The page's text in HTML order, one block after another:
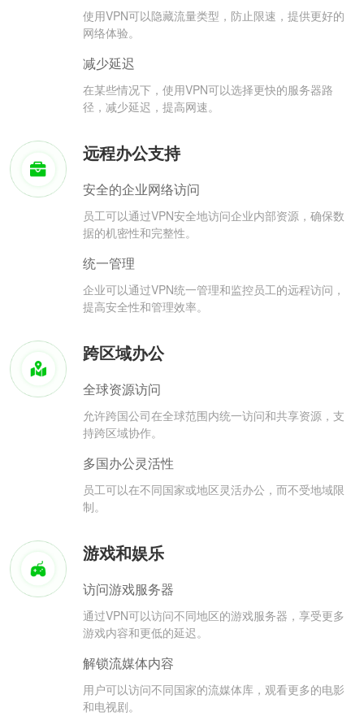
使用VPN可以隐藏流量类型，防止限速，提供更好的
网络体验。
减少延迟
在某些情况下，使用VPN可以选择更快的服务器路
径，减少延迟，提高网速。
远程办公支持
安全的企业网络访问
员工可以通过VPN安全地访问企业内部资源，确保数
据的机密性和完整性。
统一管理
企业可以通过VPN统一管理和监控员工的远程访问，
提高安全性和管理效率。
跨区域办公
全球资源访问
允许跨国公司在全球范围内统一访问和共享资源，支
持跨区域协作。
多国办公灵活性
员工可以在不同国家或地区灵活办公，而不受地域限
制。
游戏和娱乐
访问游戏服务器
通过VPN可以访问不同地区的游戏服务器，享受更多
游戏内容和更低的延迟。
解锁流媒体内容
用户可以访问不同国家的流媒体库，观看更多的电影
和电视剧。